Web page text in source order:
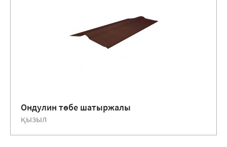
Ондулин төбе шатыржалы
қызыл